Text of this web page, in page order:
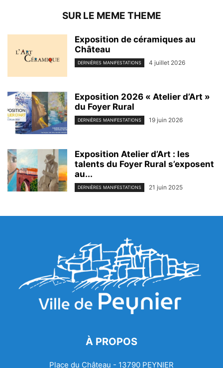
SUR LE MEME THEME
Exposition de céramiques au
Château
DERNIÈRES MANIFESTATIONS 4 juillet 2026
Exposition 2026 « Atelier d’Art »
du Foyer Rural
DERNIÈRES MANIFESTATIONS 19 juin 2026
Exposition Atelier d’Art : les
talents du Foyer Rural s’exposent
au...
DERNIÈRES MANIFESTATIONS 21 juin 2025
À PROPOS
Place du Château - 13790 PEYNIER